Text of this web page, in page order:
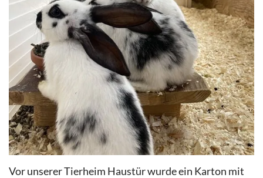
Vor unserer Tierheim Haustür wurde ein Karton mit